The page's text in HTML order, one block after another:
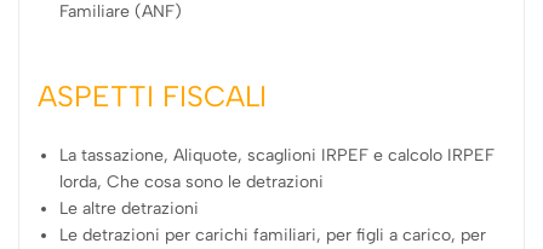
Familiare (ANF)
ASPETTI FISCALI
La tassazione, Aliquote, scaglioni IRPEF e calcolo IRPEF
lorda, Che cosa sono le detrazioni
Le altre detrazioni
Le detrazioni per carichi familiari, per figli a carico, per